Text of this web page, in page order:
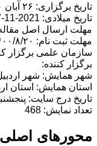
تاریخ برگزاری: ۲۶ آبان ۱۴۰۰
تاریخ میلادی: 2021-11-17
مهلت ارسال اصل مقاله: ۱۴۰۰/
مهلت ثبت نام: ۱۴۰۰/۸/۲۰
سازمان علمی برگزار
برگزار کننده:
شهر همایش: شهر
استان همایش: استان
تاریخ درج سایت: پنجشنبه، ۲۲ مهر،
تعداد نمایش: 468
محورهای